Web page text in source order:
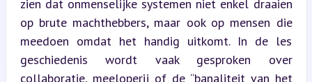
zien dat onmenselijke systemen niet enkel draaien
op brute machthebbers, maar ook op mensen die
meedoen omdat het handig uitkomt. In de les
geschiedenis wordt vaak gesproken over
collaboratie, meeloperij of de “banaliteit van het